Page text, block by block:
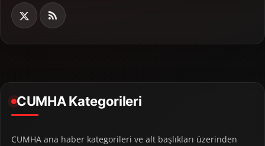
CUMHA Kategorileri
CUMHA ana haber kategorileri ve alt başlıkları üzerinden